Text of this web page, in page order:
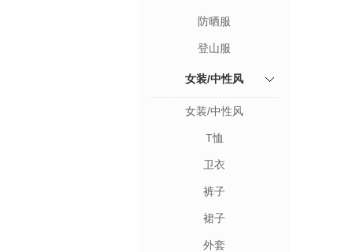
防晒服
登山服
女装/中性风
女装/中性风
T恤
卫衣
裤子
裙子
外套